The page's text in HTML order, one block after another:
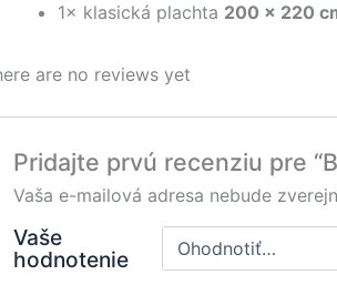
1× klasická plachta 200 × 220
are no reviews yet
Pridajte prvú recenziu pre
Vaša e-mailová adresa nebude
Vaše
hodnotenie